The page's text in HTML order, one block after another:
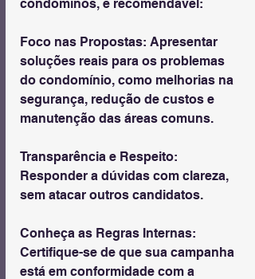
condôminos, é recomendável:
Foco nas Propostas: Apresentar
soluções reais para os problemas
do condomínio, como melhorias na
segurança, redução de custos e
manutenção das áreas comuns.
Transparência e Respeito:
Responder a dúvidas com clareza,
sem atacar outros candidatos.
Conheça as Regras Internas:
Certifique-se de que sua campanha
está em conformidade com a